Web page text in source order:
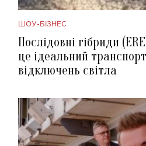
ШОУ-БІЗНЕС
Послідовні гібриди
це ідеальний
відключень світла